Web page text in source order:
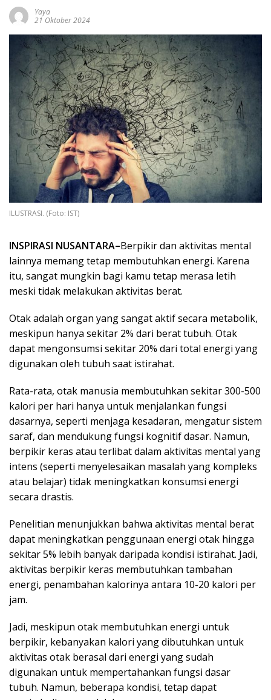
Yaya
21 Oktober 2024
ILUSTRASI. (Foto: IST)
INSPIRASI NUSANTARA–Berpikir dan aktivitas mental
lainnya memang tetap membutuhkan energi. Karena
itu, sangat mungkin bagi kamu tetap merasa letih
meski tidak melakukan aktivitas berat.
Otak adalah organ yang sangat aktif secara metabolik,
meskipun hanya sekitar 2% dari berat tubuh. Otak
dapat mengonsumsi sekitar 20% dari total energi yang
digunakan oleh tubuh saat istirahat.
Rata-rata, otak manusia membutuhkan sekitar 300-500
kalori per hari hanya untuk menjalankan fungsi
dasarnya, seperti menjaga kesadaran, mengatur sistem
saraf, dan mendukung fungsi kognitif dasar. Namun,
berpikir keras atau terlibat dalam aktivitas mental yang
intens (seperti menyelesaikan masalah yang kompleks
atau belajar) tidak meningkatkan konsumsi energi
secara drastis.
Penelitian menunjukkan bahwa aktivitas mental berat
dapat meningkatkan penggunaan energi otak hingga
sekitar 5% lebih banyak daripada kondisi istirahat. Jadi,
aktivitas berpikir keras membutuhkan tambahan
energi, penambahan kalorinya antara 10-20 kalori per
jam.
Jadi, meskipun otak membutuhkan energi untuk
berpikir, kebanyakan kalori yang dibutuhkan untuk
aktivitas otak berasal dari energi yang sudah
digunakan untuk mempertahankan fungsi dasar
tubuh. Namun, beberapa kondisi, tetap dapat